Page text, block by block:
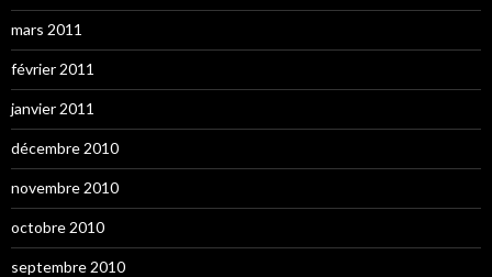
mars 2011
février 2011
janvier 2011
décembre 2010
novembre 2010
octobre 2010
septembre 2010